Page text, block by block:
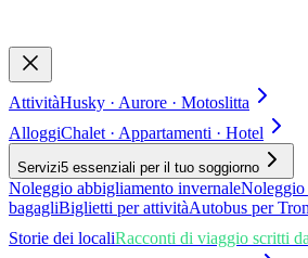
AttivitàHusky · Aurore · Motoslitta
AlloggiChalet · Appartamenti · Hotel
Servizi5 essenziali per il tuo soggiorno
Noleggio abbigliamento invernaleNoleggio
bagagliBiglietti per attivitàAutobus per
Storie dei localiRacconti di viaggio scritti